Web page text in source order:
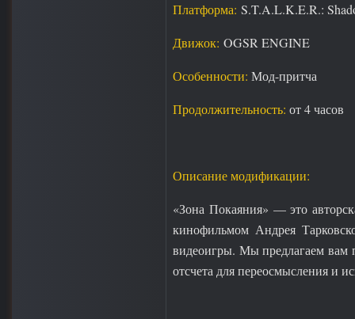
Платформа: S.T.A.L.K.E.R.:
Движок: OGSR ENGINE
Особенности: Мод-притча
Продолжительность: от 4 часов
Описание модификации:
«Зона Покаяния» — это
кинофильмом Андрея
видеоигры. Мы предлагаем вам
отсчета для переосмысления и